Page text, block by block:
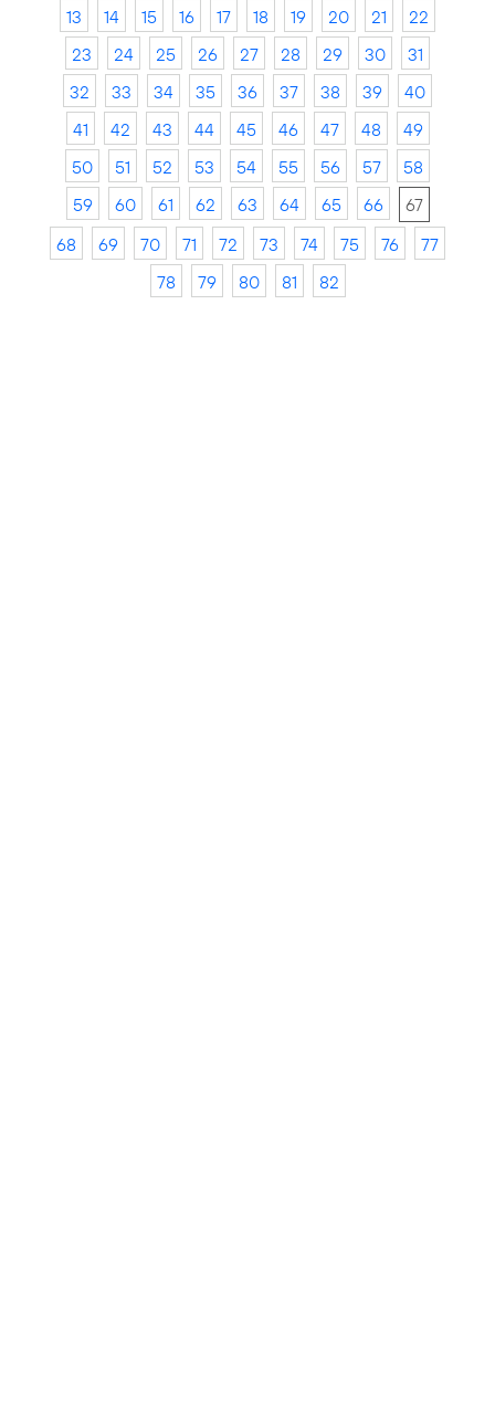
13
14 15 16 17 18 19 20 21
22
23
24 25 26 27 28 29 30
31
32
33 34 35 36 37 38 39
40
41
42 43 44 45 46 47 48
49
50
51 52 53 54 55 56 57
58
59
60 61 62 63 64 65 66
67
68
69 70 71 72 73 74 75 76
77
78
79 80 81 82